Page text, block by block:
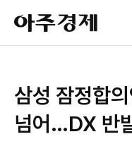
아
주
경
삼성 잠정합
넘어…DX 반